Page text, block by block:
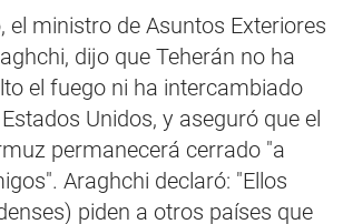
el ministro de Asuntos Exteriores
dijo que Teherán no ha
el fuego ni ha intercambiado
Unidos, y aseguró que el
permanecerá cerrado "a
Araghchi declaró: "Ellos
piden a otros países que